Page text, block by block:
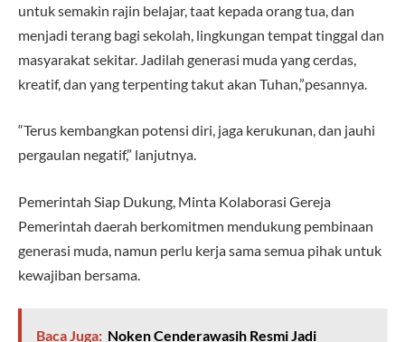
untuk semakin rajin belajar, taat kepada orang tua, dan
menjadi terang bagi sekolah, lingkungan tempat tinggal dan
masyarakat sekitar. Jadilah generasi muda yang cerdas,
kreatif, dan yang terpenting takut akan Tuhan,”pesannya.
“Terus kembangkan potensi diri, jaga kerukunan, dan jauhi
pergaulan negatif,” lanjutnya.
Pemerintah Siap Dukung, Minta Kolaborasi Gereja
Pemerintah daerah berkomitmen mendukung pembinaan
generasi muda, namun perlu kerja sama semua pihak untuk
kewajiban bersama.
Baca Juga: Noken Cenderawasih Resmi Jadi